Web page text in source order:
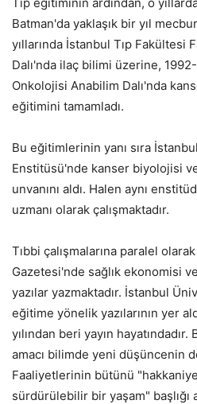
Batman'da yaklaşık bir yıl
yıllarında İstanbul Tıp Fakültesi
Dalı'nda ilaç bilimi üzerine,
Onkolojisi Anabilim Dalı'nda
eğitimini tamamladı.
Bu eğitimlerinin yanı sıra
Enstitüsü'nde kanser biyolojisi
unvanını aldı. Halen aynı
uzmanı olarak çalışmaktadır.
Tıbbi çalışmalarına paralel
Gazetesi'nde sağlık ekonomisi
yazılar yazmaktadır. İstanbul
eğitime yönelik yazılarının yer
yılından beri yayın hayatındadır.
amacı bilimde yeni düşüncenin
Faaliyetlerinin bütünü
sürdürülebilir bir yaşam" başlığı